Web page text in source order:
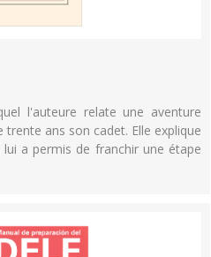
l'auteure relate une aventure
ans son cadet. Elle explique
a permis de franchir une étape